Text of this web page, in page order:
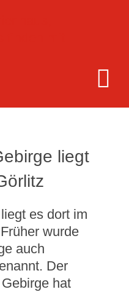
liegt
es dort im
wurde
auch
Der
hat